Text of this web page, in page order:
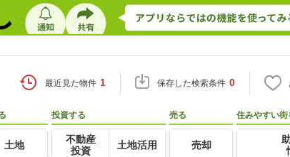
最近見た物件 1 保存した検索条件 0
土地
投資する
不動産
投資
土地活用
売る
売却
住みやすい街